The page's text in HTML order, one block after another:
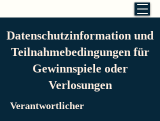
Datenschutzinformation und
Teilnahmebedingungen für
Gewinnspiele oder
Verlosungen
Verantwortlicher